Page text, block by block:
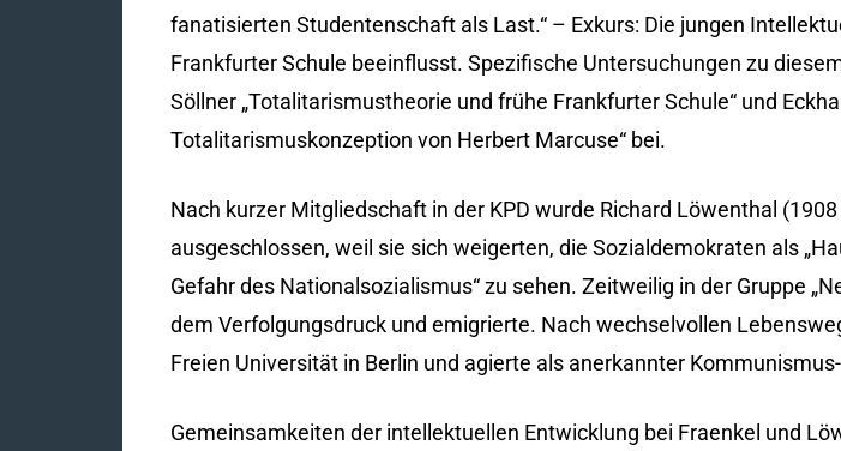
fanatisierten Studentenschaft als Last.“ – Exkurs: Die jungen
Frankfurter Schule beeinflusst. Spezifische Untersuchungen zu
Söllner „Totalitarismustheorie und frühe Frankfurter Schule“ und
Totalitarismuskonzeption von Herbert Marcuse“ bei.
Nach kurzer Mitgliedschaft in der KPD wurde Richard Löwenthal
ausgeschlossen, weil sie sich weigerten, die Sozialdemokraten als
Gefahr des Nationalsozialismus“ zu sehen. Zeitweilig in der Gruppe
dem Verfolgungsdruck und emigrierte. Nach wechselvollen
Freien Universität in Berlin und agierte als anerkannter
Gemeinsamkeiten der intellektuellen Entwicklung bei Fraenkel und